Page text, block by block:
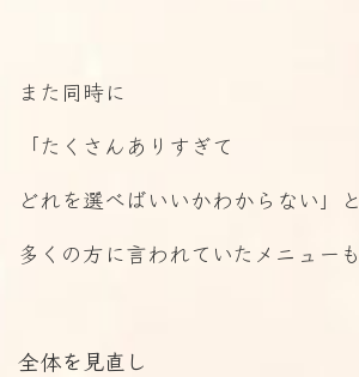
また同時に
「たくさんありすぎて
どれを選べばいいかわからない」と
多くの方に言われていたメニューも
全体を見直し